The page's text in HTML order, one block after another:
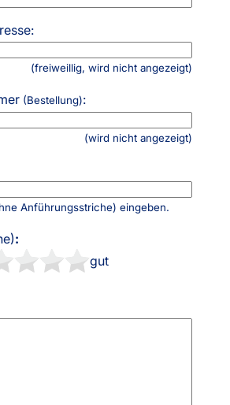
(freiweillig, wird nicht angezeigt)
(Bestellung):
(wird nicht angezeigt)
Anführungsstriche) eingeben.
:
gut